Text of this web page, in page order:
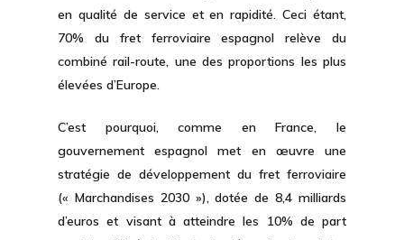
en qualité de service et en rapidité. Ceci étant,
70% du fret ferroviaire espagnol relève du
combiné rail-route, une des proportions les plus
élevées d’Europe.
C’est pourquoi, comme en France, le
gouvernement espagnol met en œuvre une
stratégie de développement du fret ferroviaire
(« Marchandises 2030 »), dotée de 8,4 milliards
d’euros et visant à atteindre les 10% de part